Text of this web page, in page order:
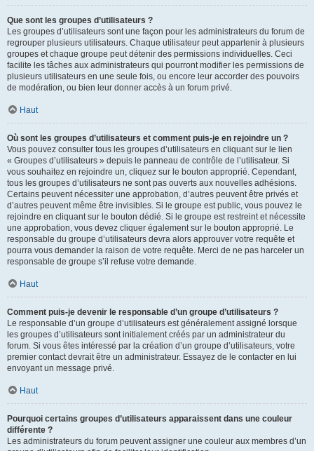
Que sont les groupes d’utilisateurs ?
Les groupes d’utilisateurs sont une façon pour les administrateurs du forum de
regrouper plusieurs utilisateurs. Chaque utilisateur peut appartenir à plusieurs
groupes et chaque groupe peut détenir des permissions individuelles. Ceci
facilite les tâches aux administrateurs qui pourront modifier les permissions de
plusieurs utilisateurs en une seule fois, ou encore leur accorder des pouvoirs
de modération, ou bien leur donner accès à un forum privé.
Haut
Où sont les groupes d’utilisateurs et comment puis-je en rejoindre un ?
Vous pouvez consulter tous les groupes d’utilisateurs en cliquant sur le lien
« Groupes d’utilisateurs » depuis le panneau de contrôle de l’utilisateur. Si
vous souhaitez en rejoindre un, cliquez sur le bouton approprié. Cependant,
tous les groupes d’utilisateurs ne sont pas ouverts aux nouvelles adhésions.
Certains peuvent nécessiter une approbation, d’autres peuvent être privés et
d’autres peuvent même être invisibles. Si le groupe est public, vous pouvez le
rejoindre en cliquant sur le bouton dédié. Si le groupe est restreint et nécessite
une approbation, vous devez cliquer également sur le bouton approprié. Le
responsable du groupe d’utilisateurs devra alors approuver votre requête et
pourra vous demander la raison de votre requête. Merci de ne pas harceler un
responsable de groupe s’il refuse votre demande.
Haut
Comment puis-je devenir le responsable d’un groupe d’utilisateurs ?
Le responsable d’un groupe d’utilisateurs est généralement assigné lorsque
les groupes d’utilisateurs sont initialement créés par un administrateur du
forum. Si vous êtes intéressé par la création d’un groupe d’utilisateurs, votre
premier contact devrait être un administrateur. Essayez de le contacter en lui
envoyant un message privé.
Haut
Pourquoi certains groupes d’utilisateurs apparaissent dans une couleur
différente ?
Les administrateurs du forum peuvent assigner une couleur aux membres d’un